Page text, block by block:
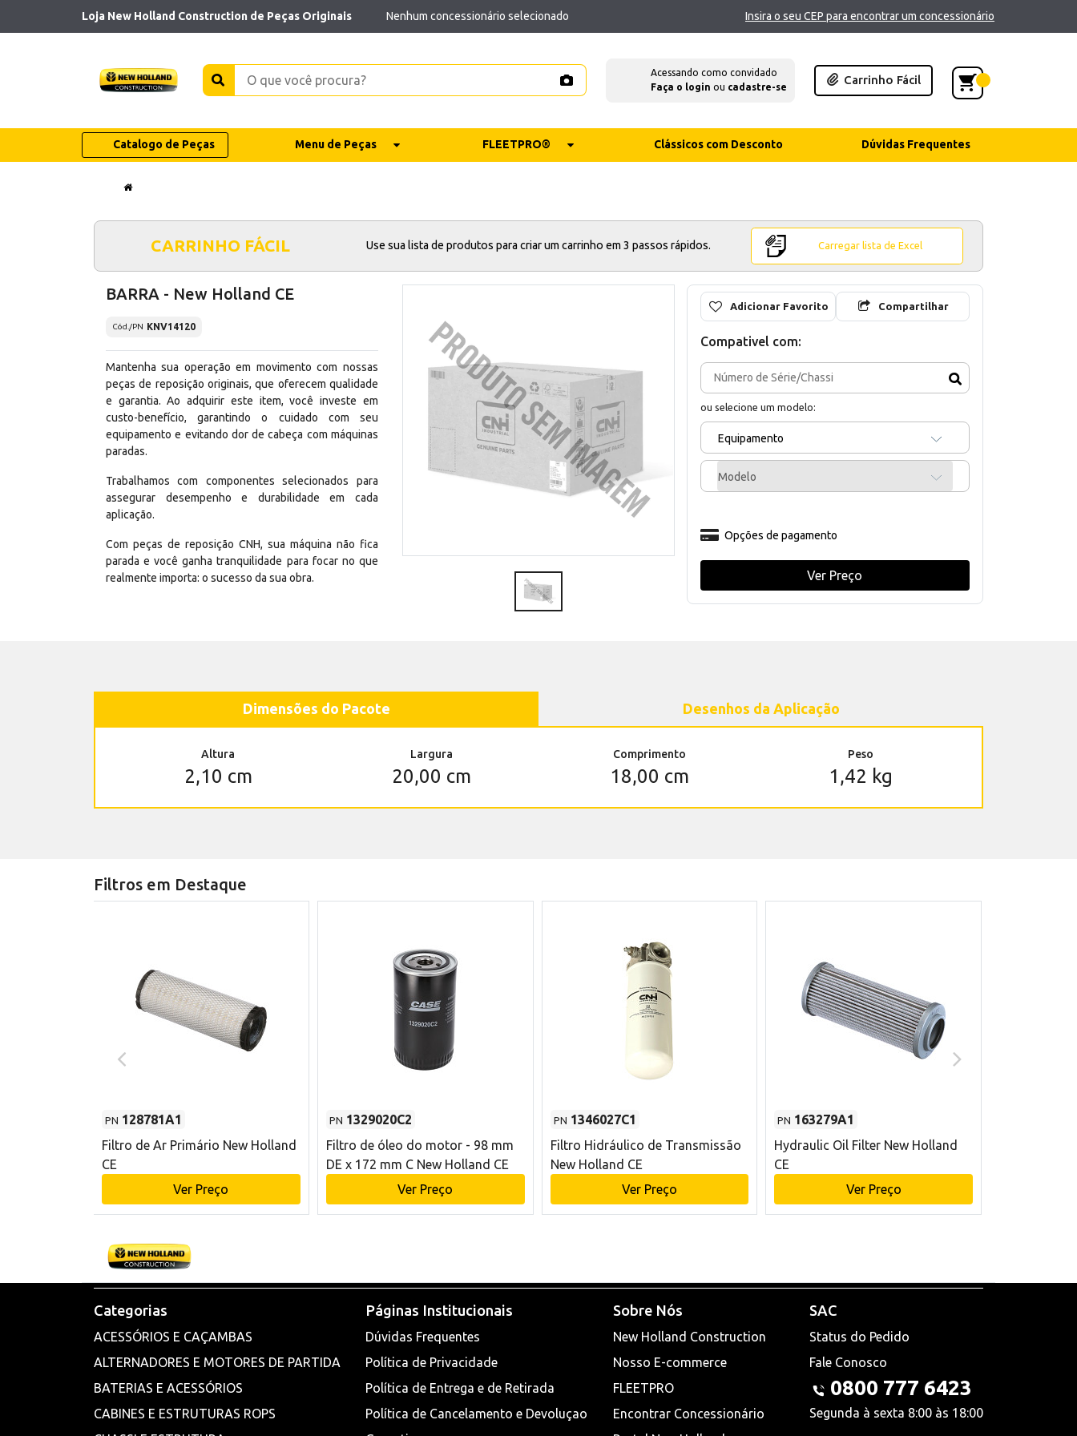
Loja New Holland Construction de Peças Originais Nenhum concessionário selecionado Insira o seu CEP para encontrar um concessionário
Acessando como convidado
Faça o login ou cadastre-se
Carrinho Fácil
Catalogo de Peças Menu de Peças FLEETPRO® Clássicos com Desconto Dúvidas Frequentes
CARRINHO FÁCIL Use sua lista de produtos para criar um carrinho em 3 passos rápidos. Carregar lista de Excel
BARRA - New Holland CE
Cód./PN KNV14120
Mantenha sua operação em movimento com nossas
peças de reposição originais, que oferecem qualidade
e garantia. Ao adquirir este item, você investe em
custo-benefício, garantindo o cuidado com seu
equipamento e evitando dor de cabeça com máquinas
paradas.
Trabalhamos com componentes selecionados para
assegurar desempenho e durabilidade em cada
aplicação.
Com peças de reposição CNH, sua máquina não fica
parada e você ganha tranquilidade para focar no que
realmente importa: o sucesso da sua obra.
Adicionar Favorito Compartilhar
Compativel com:
ou selecione um modelo:
Equipamento
Modelo
Opções de pagamento
Ver Preço
Dimensões do Pacote Desenhos da Aplicação
Altura
2,10 cm
Largura
20,00 cm
Comprimento
18,00 cm
Peso
1,42 kg
Filtros em Destaque
PN 128781A1
Filtro de Ar Primário New Holland
CE
Ver Preço
PN 1329020C2
Filtro de óleo do motor - 98 mm
DE x 172 mm C New Holland CE
Ver Preço
PN 1346027C1
Filtro Hidráulico de Transmissão
New Holland CE
Ver Preço
PN 163279A1
Hydraulic Oil Filter New Holland
CE
Ver Preço
Categorias
ACESSÓRIOS E CAÇAMBAS
ALTERNADORES E MOTORES DE PARTIDA
BATERIAS E ACESSÓRIOS
CABINES E ESTRUTURAS ROPS
Páginas Institucionais
Dúvidas Frequentes
Política de Privacidade
Política de Entrega e de Retirada
Política de Cancelamento e Devoluçao
Sobre Nós
New Holland Construction
Nosso E-commerce
FLEETPRO
Encontrar Concessionário
SAC
Status do Pedido
Fale Conosco
0800 777 6423
Segunda à sexta 8:00 às 18:00